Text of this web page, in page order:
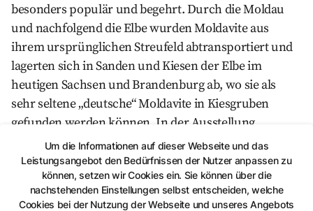
Um die Informationen auf dieser Webseite und das
Leistungsangebot den Bedürfnissen der Nutzer anpassen zu
können, setzen wir Cookies ein. Sie können über die
nachstehenden Einstellungen selbst entscheiden, welche
Cookies bei der Nutzung der Webseite und unseres Angebots
besonders populär und begehrt. Durch die Moldau
und nachfolgend die Elbe wurden Moldavite aus
ihrem ursprünglichen Streufeld abtransportiert und
lagerten sich in Sanden und Kiesen der Elbe im
heutigen Sachsen und Brandenburg ab, wo sie als
sehr seltene „deutsche“ Moldavite in Kiesgruben
gefunden werden können. In der Ausstellung
erwartet die Besucher und Besucherinnen eine
Auswahl filigraner Moldavite aus der Tschechischen
Republik, aber auch jener sehr seltenen Exemplare
aus Sachsen.